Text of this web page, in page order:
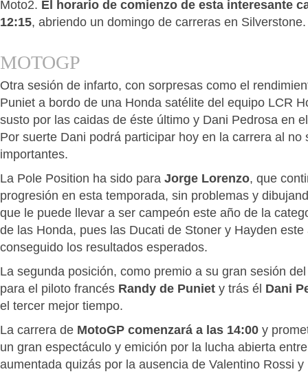
Moto2. El horario de comienzo de esta interesante
12:15, abriendo un domingo de carreras en Silverstone.
MOTOGP
Otra sesión de infarto, con sorpresas como el
Puniet a bordo de una Honda satélite del equipo LCR
susto por las caidas de éste último y Dani Pedrosa en
Por suerte Dani podrá participar hoy en la carrera al no
importantes.
La Pole Position ha sido para Jorge Lorenzo, que
progresión en esta temporada, sin problemas y
que le puede llevar a ser campeón este año de la
de las Honda, pues las Ducati de Stoner y Hayden
conseguido los resultados esperados.
La segunda posición, como premio a su gran sesión
para el piloto francés Randy de Puniet y trás él Dani
el tercer mejor tiempo.
La carrera de MotoGP comenzará a las 14:00 y
un gran espectáculo y emición por la lucha abierta
aumentada quizás por la ausencia de Valentino Rossi